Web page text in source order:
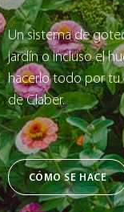
Un sistema de
jardín o incluso el
hacerlo todo por tu
de Claber.
CÓMO SE HACE